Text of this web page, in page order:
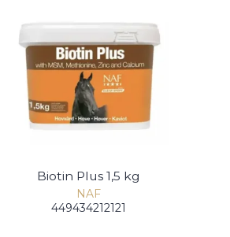
Biotin Plus 1,5 kg
NAF
449434212121